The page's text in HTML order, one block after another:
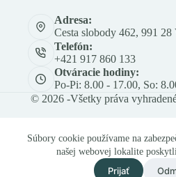
Súbory cookie používame na
našej webovej lokalite
Prijať
Adresa:
Cesta slobody 462, 991 28
Telefón:
+421 917 860 133
Otváracie hodiny:
Po-Pi: 8.00 - 17.00, So:
© 2026 -Všetky práva